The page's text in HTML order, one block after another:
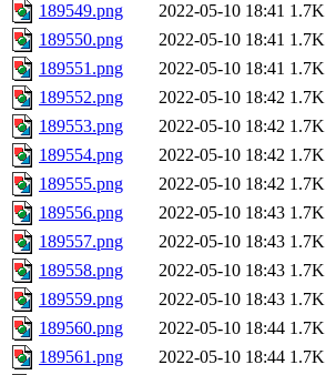
189549.png
2022-05-10 18:41 1.7K
189550.png
2022-05-10 18:41 1.7K
189551.png
2022-05-10 18:41 1.7K
189552.png
2022-05-10 18:42 1.7K
189553.png
2022-05-10 18:42 1.7K
189554.png
2022-05-10 18:42 1.7K
189555.png
2022-05-10 18:42 1.7K
189556.png
2022-05-10 18:43 1.7K
189557.png
2022-05-10 18:43 1.7K
189558.png
2022-05-10 18:43 1.7K
189559.png
2022-05-10 18:43 1.7K
189560.png
2022-05-10 18:44 1.7K
189561.png
2022-05-10 18:44 1.7K